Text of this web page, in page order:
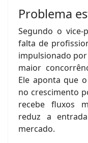
Problema
Segundo o vice-
falta de
impulsionado
maior
Ele aponta que
no crescimento
recebe fluxos
reduz a
mercado.